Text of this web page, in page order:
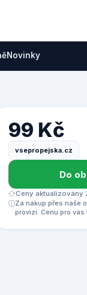
Novinky
99 Kč
vsepropejska.cz
Do
Ceny aktualizovány
Za nákup přes naše
provizi. Cenu pro vás